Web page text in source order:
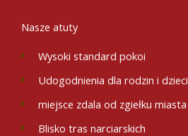
Nasze atuty
Wysoki standard pokoi
Udogodnienia dla rodzin i dzieci
miejsce zdala od zgiełku miasta
Blisko tras narciarskich